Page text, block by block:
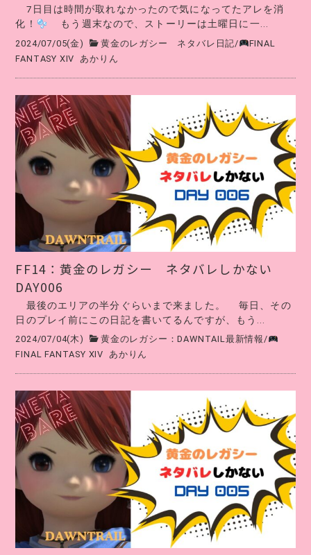
7日目は時間が取れなかったので気になってたアレを消
化！
もう週末なので、ストーリーは土曜日に一...
2024/07/05(金) 黄金のレガシー ネタバレ日記/
FINAL
FANTASY XIV
あかりん
FF14∶黄金のレガシー ネタバレしかない
DAY006
最後のエリアの半分ぐらいまで来ました。 毎日、その
日のプレイ前にこの日記を書いてるんですが、もう...
2024/07/04(木) 黄金のレガシー：DAWNTAIL最新情報/
FINAL FANTASY XIV
あかりん